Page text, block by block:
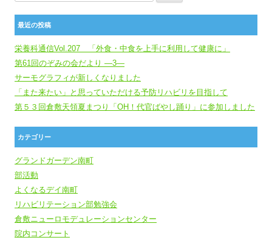
最近の投稿
栄養科通信Vol.207 「外食・中食を上手に利用して健康に」
第61回のぞみの会だより ―3―
サーモグラフィが新しくなりました
「また来たい」と思っていただける予防リハビリを目指して
第５３回倉敷天領夏まつり「OH！代官ばやし踊り」に参加しました
カテゴリー
グランドガーデン南町
部活動
よくなるデイ南町
リハビリテーション部勉強会
倉敷ニューロモデュレーションセンター
院内コンサート